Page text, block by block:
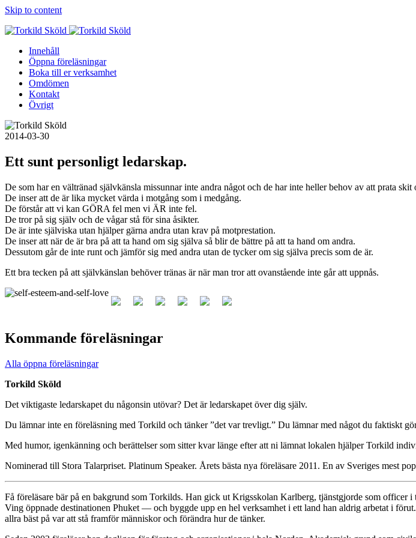
Skip to content
Innehåll
Öppna föreläsningar
Boka till er verksamhet
Omdömen
Kontakt
Övrigt
2014-03-30
Ett sunt personligt ledarskap.
De som har en vältränad självkänsla missunnar inte andra något och de har inte heller behov av att prata skit
De inser att de är lika mycket värda i motgång som i medgång.
De förstår att vi kan GÖRA fel men vi ÄR inte fel.
De tror på sig själv och de vågar stå för sina åsikter.
De är inte själviska utan hjälper gärna andra utan krav på motprestation.
De inser att när de är bra på att ta hand om sig själva så blir de bättre på att ta hand om andra.
Dessutom går de inte runt och jämför sig med andra utan de tycker om sig själva precis som de är.
Ett bra tecken på att självkänslan behöver tränas är när man tror att ovanstående inte går att uppnås.
Kommande föreläsningar
Alla öppna föreläsningar
Torkild Sköld
Det viktigaste ledarskapet du någonsin utövar? Det är ledarskapet över dig själv.
Du lämnar inte en föreläsning med Torkild och tänker ”det var trevligt.” Du lämnar med något du faktiskt
Med humor, igenkänning och berättelser som sitter kvar länge efter att ni lämnat lokalen hjälper Torkild
Nominerad till Stora Talarpriset. Platinum Speaker. Årets bästa nya föreläsare 2011. En av Sveriges mest
Få föreläsare bär på en bakgrund som Torkilds. Han gick ut Krigsskolan Karlberg, tjänstgjorde som
Ving öppnade destinationen Phuket — och byggde upp en hel verksamhet i ett land han aldrig arbetat i
allra bäst på var att stå framför människor och förändra hur de tänker.